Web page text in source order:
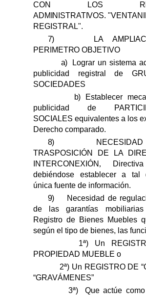
CON LOS
ADMINISTRATIVOS.
REGISTRAL".
7)
LA
PERIMETRO OBJETIVO
a)
Lograr un sistema
publicidad registral de
SOCIEDADES
b)
Establecer
publicidad de
SOCIALES equivalentes a los
Derecho comparado.
8)
TRASPOSICIÓN DE LA
INTERCONEXIÓN ,
debiéndose establecer a tal
única fuente de información.
9)
Necesidad de
de las garantías
Registro de Bienes Muebles
según el tipo de bienes, las
1ª) Un
PROPIEDAD MUEBLE o
2ª) Un REGISTRO DE
“GRAVÁMENES”
3ª)
Que actúe